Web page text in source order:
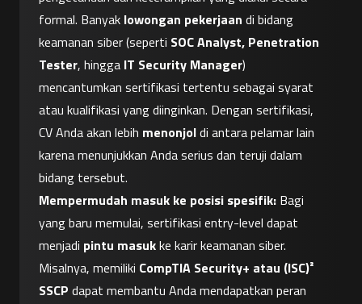
formal. Banyak lowongan pekerjaan di bidang
keamanan siber (seperti SOC Analyst, Penetration
Tester, hingga IT Security Manager)
mencantumkan sertifikasi tertentu sebagai syarat
atau kualifikasi yang diinginkan. Dengan sertifikasi,
CV Anda akan lebih menonjol di antara pelamar lain
karena menunjukkan Anda serius dan teruji dalam
bidang tersebut.
Mempermudah masuk ke posisi spesifik: Bagi
yang baru memulai, sertifikasi entry-level dapat
menjadi pintu masuk ke karir keamanan siber.
Misalnya, memiliki CompTIA Security+ atau (ISC)²
SSCP dapat membantu Anda mendapatkan peran